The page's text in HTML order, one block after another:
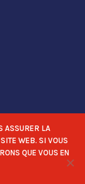
ASSURER LA
WEB. SI VOUS
QUE VOUS EN